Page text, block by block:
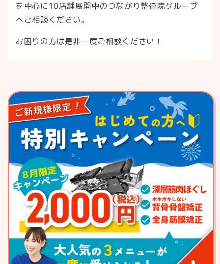
を中心に10店舗展開中のつながり整骨院グループ
へご相談ください。
お困りの方は是非一度ご相談ください！